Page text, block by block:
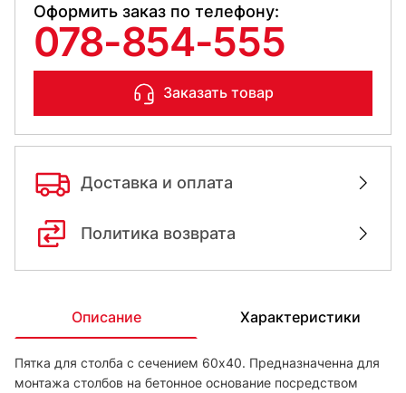
Оформить заказ по телефону:
078-854-555
Заказать товар
Доставка и оплата
Политика возврата
Описание Характеристики
Пятка для столба с сечением 60х40. Предназначенна для
монтажа столбов на бетонное основание посредством